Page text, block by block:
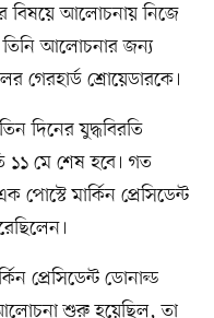
বিষয়ে আলোচনায় নিজে
তিনি আলোচনার জন্য
গেরহার্ড শ্রোয়েডারকে।
দিনের যুদ্ধবিরতি
১১ মে শেষ হবে। গত
মার্কিন প্রেসিডেন্ট
প্রেসিডেন্ট ডোনাল্ড
আলোচনা শুরু হয়েছিল, তা